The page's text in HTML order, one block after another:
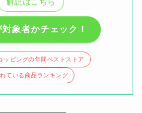
対象者かチェック！
ッピングの年間ベストストア
ている商品ランキング